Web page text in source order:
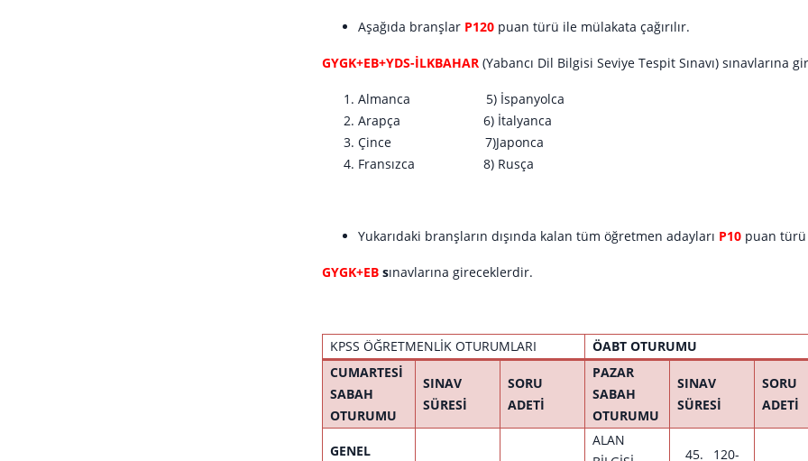
Aşağıda branşlar P120 puan türü ile mülakata çağırılır.
GYGK+EB+YDS-İLKBAHAR (Yabancı Dil Bilgisi Seviye Tespit Sınavı) sınavlarına
Almanca 5) İspanyolca
Arapça 6) İtalyanca
Çince 7)Japonca
Fransızca 8) Rusça
Yukarıdaki branşların dışında kalan tüm öğretmen adayları P10 puan türü
GYGK+EB sınavlarına gireceklerdir.
KPSS ÖĞRETMENLİK OTURUMLARI
ÖABT OTURUMU
CUMARTESİ
SABAH
OTURUMU
SINAV
SÜRESİ
SORU
ADETİ
PAZAR
SABAH
OTURUMU
SINAV
SÜRESİ
SORU
ADETİ
GENEL
ALAN
120-